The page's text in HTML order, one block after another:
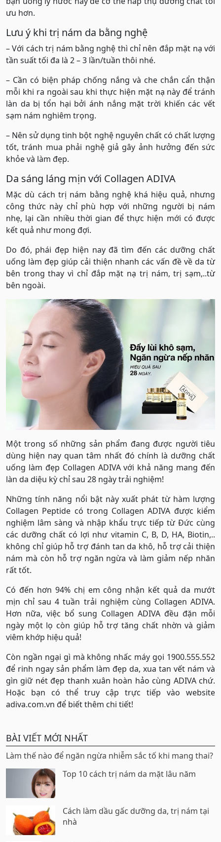
ưu hơn.
Lưu ý khi trị nám da bằng nghệ
– Với cách trị nám bằng nghệ thì chỉ nên đắp mặt nạ với
tần suất tối đa là 2 – 3 lần/tuần thôi nhé.
– Cần có biện pháp chống nắng và che chắn cẩn thận
mỗi khi ra ngoài sau khi thực hiện mặt nạ này để tránh
làn da bị tổn hại bởi ánh nắng mặt trời khiến các vết
sạm nám nghiêm trọng.
– Nên sử dụng tinh bột nghệ nguyên chất có chất lượng
tốt, tránh mua phải nghệ giả gây ảnh hưởng đến sức
khỏe và làm đẹp.
Da sáng láng mịn với Collagen ADIVA
Mặc dù cách trị nám bằng nghệ khá hiệu quả, nhưng
công thức này chỉ phù hợp với những người bị nám
nhẹ, lại cần nhiều thời gian để thực hiện mới có được
kết quả như mong đợi.
Do đó, phái đẹp hiện nay đã tìm đến các dưỡng chất
uống làm đẹp giúp cải thiện nhanh các vấn đề về da từ
bên trong thay vì chỉ đắp mặt nạ trị nám, trị sạm,..từ
bên ngoài.
Một trong số những sản phẩm đang được người tiêu
dùng hiện nay quan tâm nhất đó chính là dưỡng chất
uống làm đẹp Collagen ADIVA với khả năng mang đến
làn da diệu kỳ chỉ sau 28 ngày trải nghiệm!
Những tính năng nổi bật này xuất phát từ hàm lượng
Collagen Peptide có trong Collagen ADIVA được kiểm
nghiệm lâm sàng và nhập khẩu trực tiếp từ Đức cùng
các dưỡng chất có lợi như vitamin C, B, D, HA, Biotin,..
không chỉ giúp hỗ trợ đánh tan da khô, hỗ trợ cải thiện
nám mà còn hỗ trợ ngăn ngừa và làm giảm nếp nhăn
rất tốt.
Có đến hơn 94% chị em công nhận kết quả da mướt
mịn chỉ sau 4 tuần trải nghiệm cùng Collagen ADIVA.
Hơn nữa, việc bổ sung Collagen ADIVA đều đặn mỗi
ngày một lọ còn giúp hỗ trợ tăng chất nhờn và giảm
viêm khớp hiệu quả!
Còn ngần ngại gì mà không nhấc máy gọi 1900.555.552
để rinh ngay sản phẩm làm đẹp da, xua tan vết nám và
gìn giữ nét đẹp thanh xuân hoàn hảo cùng ADIVA chứ.
Hoặc bạn có thể truy cập trực tiếp vào website
adiva.com.vn để biết thêm chi tiết!
BÀI VIẾT MỚI NHẤT
Làm thế nào để ngăn ngừa nhiễm sắc tố khi mang thai?
Top 10 cách trị nám da mặt lâu năm
Cách làm dầu gấc dưỡng da, trị nám tại
nhà